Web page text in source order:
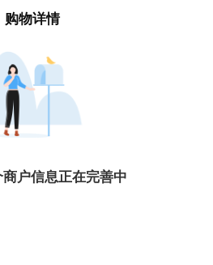
购物详情
户信息正在完善中